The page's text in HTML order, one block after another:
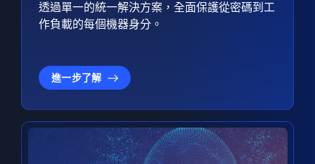
透過單一的統一解決方案，全面保護從密碼到工
作負載的每個機器身分。
進一步了解